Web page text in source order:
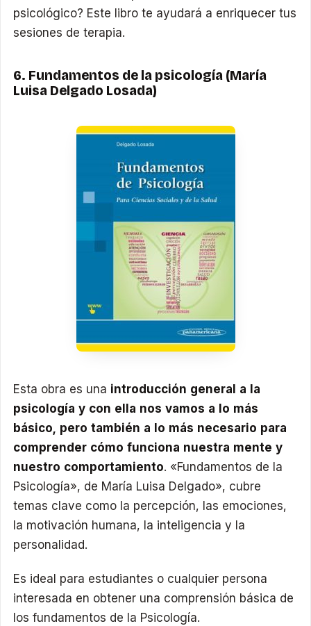
psicológico? Este libro te ayudará a enriquecer tus
sesiones de terapia.
6. Fundamentos de la psicología (María
Luisa Delgado Losada)
Esta obra es una introducción general a la
psicología y con ella nos vamos a lo más
básico, pero también a lo más necesario para
comprender cómo funciona nuestra mente y
nuestro comportamiento. «Fundamentos de la
Psicología», de María Luisa Delgado», cubre
temas clave como la percepción, las emociones,
la motivación humana, la inteligencia y la
personalidad.
Es ideal para estudiantes o cualquier persona
interesada en obtener una comprensión básica de
los fundamentos de la Psicología.